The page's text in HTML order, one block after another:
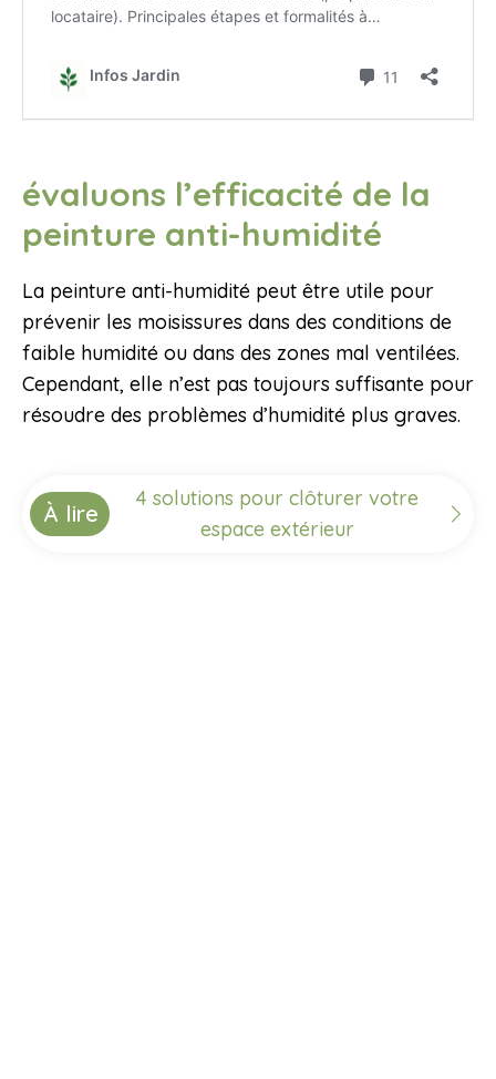
évaluons l’efficacité de la
peinture anti-humidité
La peinture anti-humidité peut être utile pour
prévenir les moisissures dans des conditions de
faible humidité ou dans des zones mal ventilées.
Cependant, elle n’est pas toujours suffisante pour
résoudre des problèmes d’humidité plus graves.
À lire
4 solutions pour clôturer votre
espace extérieur